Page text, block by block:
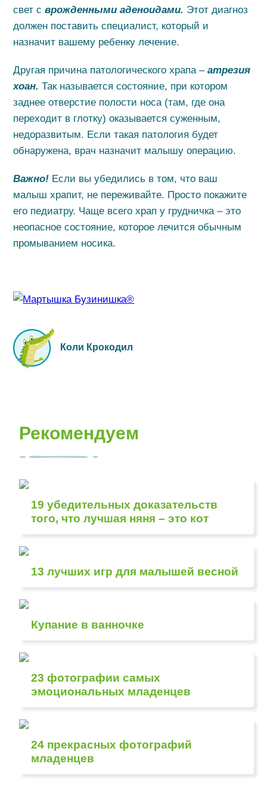
свет сврожденными аденоидами. Этот диагноз
должен поставить специалист, который и
назначит вашему ребенку лечение.
Другая причина патологического храпа –атрезия
хоан.Так называется состояние, при котором
заднее отверстие полости носа (там, где она
переходит в глотку) оказывается суженным,
недоразвитым. Если такая патология будет
обнаружена, врач назначит малышу операцию.
Важно! Если вы убедились в том, что ваш
малыш храпит, не переживайте. Просто покажите
его педиатру. Чаще всего храп у грудничка – это
неопасное состояние, которое лечится обычным
промыванием носика.
Коли Крокодил
Рекомендуем
19 убедительных доказательств
того, что лучшая няня – это кот
13 лучших игр для малышей весной
Купание в ванночке
23 фотографии самых
эмоциональных младенцев
24 прекрасных фотографий
младенцев